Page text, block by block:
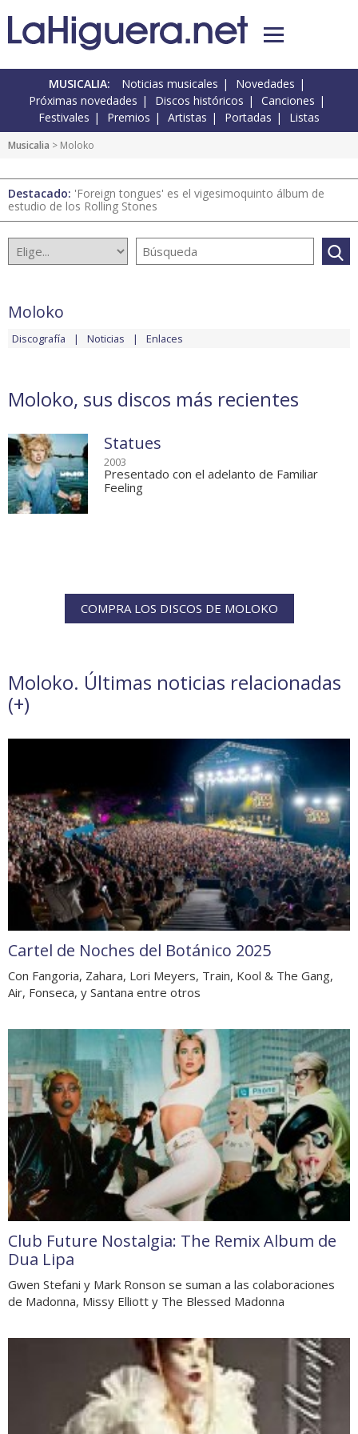
MUSICALIA: Noticias musicales
Novedades
Próximas novedades
Discos históricos
Canciones
Festivales
Premios Artistas Portadas Listas
Musicalia > Moloko
Destacado: 'Foreign tongues' es el vigesimoquinto álbum de
estudio de los Rolling Stones
Moloko
Discografía Noticias Enlaces
Moloko, sus discos más recientes
Statues
2003
Presentado con el adelanto de Familiar
Feeling
COMPRA LOS DISCOS DE MOLOKO
Moloko. Últimas noticias relacionadas
(+)
Cartel de Noches del Botánico 2025
Con Fangoria, Zahara, Lori Meyers, Train, Kool & The Gang,
Air, Fonseca, y Santana entre otros
Club Future Nostalgia: The Remix Album de
Dua Lipa
Gwen Stefani y Mark Ronson se suman a las colaboraciones
de Madonna, Missy Elliott y The Blessed Madonna